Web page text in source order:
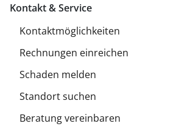
Kontakt & Service
Kontaktmöglichkeiten
Rechnungen einreichen
Schaden melden
Standort suchen
Beratung vereinbaren